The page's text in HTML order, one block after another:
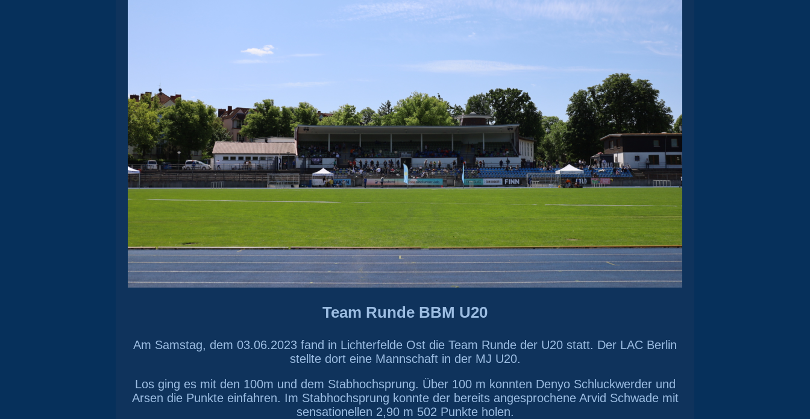
Team Runde BBM U20
Am Samstag, dem 03.06.2023 fand in Lichterfelde Ost die Team Runde der U20 statt. Der LAC Berlin
stellte dort eine Mannschaft in der MJ U20.
Los ging es mit den 100m und dem Stabhochsprung. Über 100 m konnten Denyo Schluckwerder und
Arsen die Punkte einfahren. Im Stabhochsprung konnte der bereits angesprochene Arvid Schwade mit
sensationellen 2,90 m 502 Punkte holen.